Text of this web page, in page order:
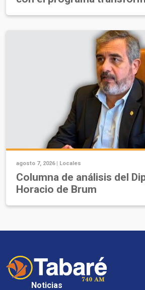
agosto 7, 2026 | Locales
Columna de análisis del
Horacio de Brum
Noticias